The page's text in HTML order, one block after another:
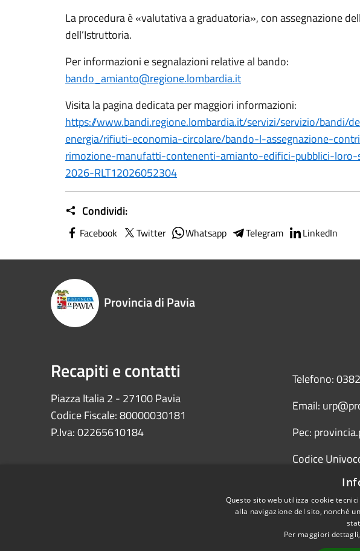
La procedura è «valutativa a graduatoria», con assegnazione
dell’Istruttoria.
Per informazioni e segnalazioni relative al bando:
bando_amianto@regione.lombardia.it
Visita la pagina dedicata per maggiori informazioni:
https://www.bandi.regione.lombardia.it/servizi/servizio/bandi/
energia/rifiuti-economia-circolare/bando-l-assegnazione-
rimozione-manufatti-contenenti-amianto-edifici-pubblici-
2026-RLT12026052304
Condividi:
Facebook Twitter Whatsapp Telegram LinkedIn
Provincia di Pavia
Recapiti e contatti
Piazza Italia 2 - 27100 Pavia
Codice Fiscale: 80000030181
P.Iva: 02265610184
Telefono:
Email:
Pec:
Codice
(Fattura PA)
Questo sito web utilizza cookie
alla navigazione del sito, nonché
Per maggiori